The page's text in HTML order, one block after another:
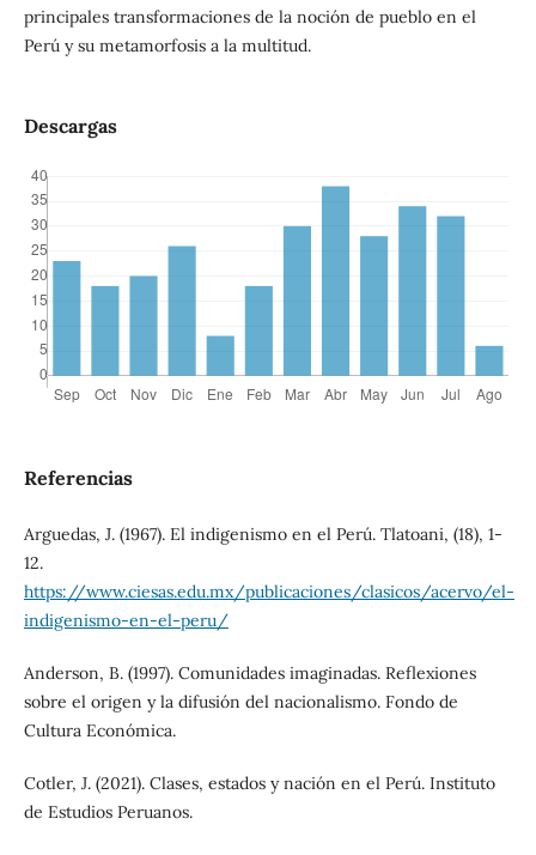
principales transformaciones de la noción de pueblo en el
Perú y su metamorfosis a la multitud.
Descargas
Referencias
Arguedas, J. (1967). El indigenismo en el Perú. Tlatoani, (18), 1-
12.
https://www.ciesas.edu.mx/publicaciones/clasicos/acervo/el-
indigenismo-en-el-peru/
Anderson, B. (1997). Comunidades imaginadas. Reflexiones
sobre el origen y la difusión del nacionalismo. Fondo de
Cultura Económica.
Cotler, J. (2021). Clases, estados y nación en el Perú. Instituto
de Estudios Peruanos.